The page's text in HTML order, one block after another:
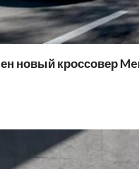
новый кроссовер